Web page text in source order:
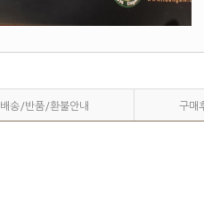
배송/반품/환불안내 구매